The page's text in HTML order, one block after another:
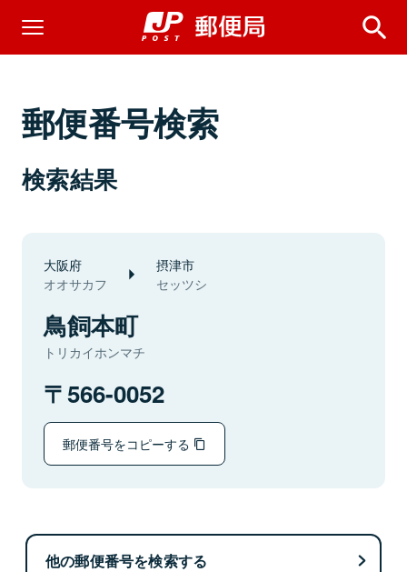
郵便番号検索
検索結果
大阪府
オオサカフ
摂津市
セッツシ
鳥飼本町
トリカイホンマチ
566-0052
郵便番号をコピーする
他の郵便番号を検索する